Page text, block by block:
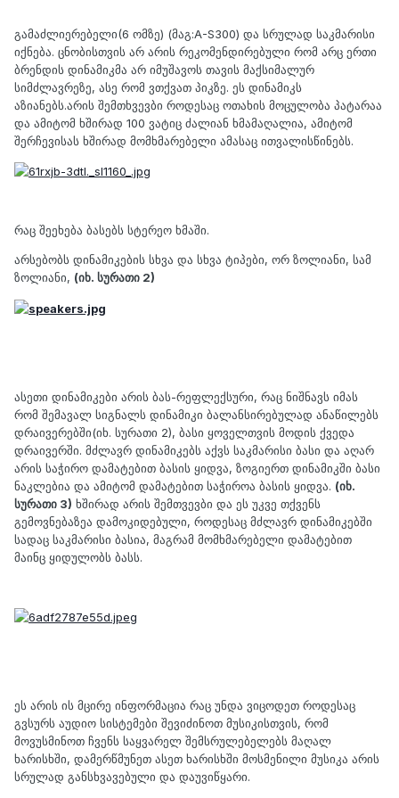
გამაძლიერებელი(6 ომზე) (მაგ:A-S300) და სრულად საკმარისი
იქნება. ცნობისთვის არ არის რეკომენდირებული რომ არც ერთი
ბრენდის დინამიკმა არ იმუშავოს თავის მაქსიმალურ
სიმძლავრეზე, ასე რომ ვთქვათ პიკზე. ეს დინამიკს
აზიანებს.არის შემთხვევბი როდესაც ოთახის მოცულობა პატარაა
და ამიტომ ხშირად 100 ვატიც ძალიან ხმამაღალია, ამიტომ
შერჩევისას ხშირად მომხმარებელი ამასაც ითვალისწინებს.
რაც შეეხება ბასებს სტერეო ხმაში.
არსებობს დინამიკების სხვა და სხვა ტიპები, ორ ზოლიანი, სამ
ზოლიანი, (იხ. სურათი 2)
ასეთი დინამიკები არის ბას-რეფლექსური, რაც ნიშნავს იმას
რომ შემავალ სიგნალს დინამიკი ბალანსირებულად ანაწილებს
დრაივერებში(იხ. სურათი 2), ბასი ყოველთვის მოდის ქვედა
დრაივერში. მძლავრ დინამიკებს აქვს საკმარისი ბასი და აღარ
არის საჭირო დამატებით ბასის ყიდვა, ზოგიერთ დინამიკში ბასი
ნაკლებია და ამიტომ დამატებით საჭიროა ბასის ყიდვა. (იხ.
სურათი 3) ხშირად არის შემთვევბი და ეს უკვე თქვენს
გემოვნებაზეა დამოკიდებული, როდესაც მძლავრ დინამიკებში
სადაც საკმარისი ბასია, მაგრამ მომხმარებელი დამატებით
მაინც ყიდულობს ბასს.
ეს არის ის მცირე ინფორმაცია რაც უნდა ვიცოდეთ როდესაც
გვსურს აუდიო სისტემები შევიძინოთ მუსიკისთვის, რომ
მოვუსმინოთ ჩვენს საყვარელ შემსრულებელებს მაღალ
ხარისხში, დამერწმუნეთ ასეთ ხარისხში მოსმენილი მუსიკა არის
სრულად განსხვავებული და დაუვიწყარი.